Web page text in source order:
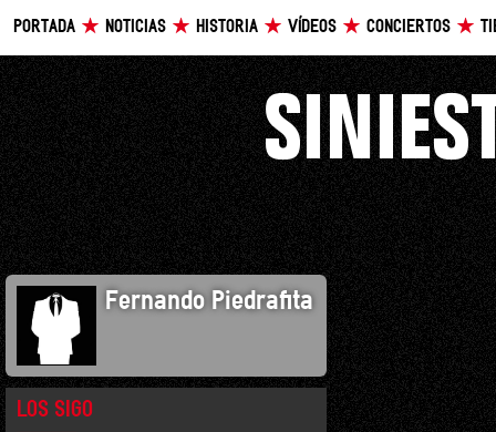
PORTADA NOTICIAS HISTORIA VÍDEOS CONCIERTOS
Fernando Piedrafita
LOS SIGO